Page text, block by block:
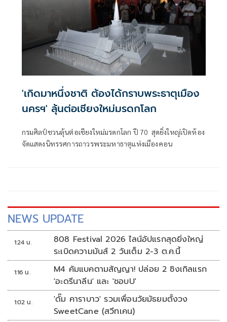
'เกิดมาหนึ่งชาติ ต้องได้กราบพระธาตุเมือง
นครฯ' ลุ้นต่อเชียงใหม่มรดกโลก
กรมศิลป์ชวนลุ้นต่อเชียงใหม่มรดกโลก ปี 70 สุดยิ่งใหญ่เปิดห้อง
จัดแสดงนิทรรศการถาวรพระมหาธาตุแห่งเมืองคอน
NEWS UPDATE
1:24 น.
808 Festival 2026 ไลน์อัปแรกสุดยิ่งใหญ่
ระเบิดความมันส์ 2 วันเต็ม 2-3 ต.ค.นี้
1:16 น.
M4 คัมแบคตามสัญญา! ปล่อย 2 ซิงเกิลแรก
'อะดรีนาลีน' และ 'ชอบU'
1:02 น.
'ดั๊ม คาราบาว' รวมเพื่อนวัยมัธยมตั้งวง
SweetCane (สวีทเคน)